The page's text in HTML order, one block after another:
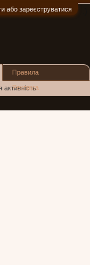
або зареєструватися
Правила
Реклама